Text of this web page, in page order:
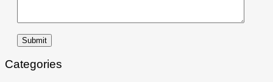
Submit
Categories